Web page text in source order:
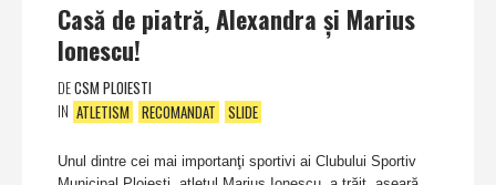
Casă de piatră, Alexandra şi Marius
Ionescu!
DECSM PLOIESTI
IN ATLETISM RECOMANDAT SLIDE
Unul dintre cei mai importanţi sportivi ai Clubului Sportiv